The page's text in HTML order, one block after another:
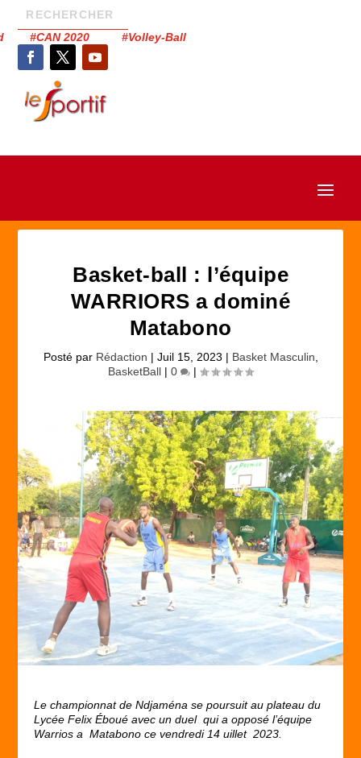
#CAN 2020 #Volley-Ball
Basket-ball : l’équipe
WARRIORS a dominé
Matabono
Posté par Rédaction | Juil 15, 2023 | Basket Masculin
BasketBall | 0 |
Le championnat de Ndjaména se poursuit au plateau du
Lycée Felix Éboué avec un duel qui a opposé l’équipe
Warrios a Matabono ce vendredi 14 uillet 2023.